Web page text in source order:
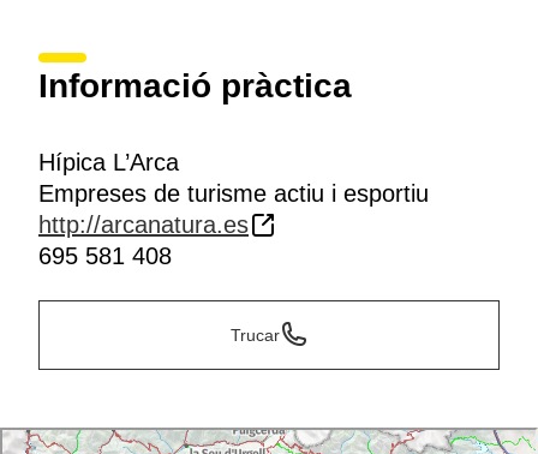
Informació pràctica
Hípica L’Arca
Empreses de turisme actiu i esportiu
http://arcanatura.es
695 581 408
Trucar